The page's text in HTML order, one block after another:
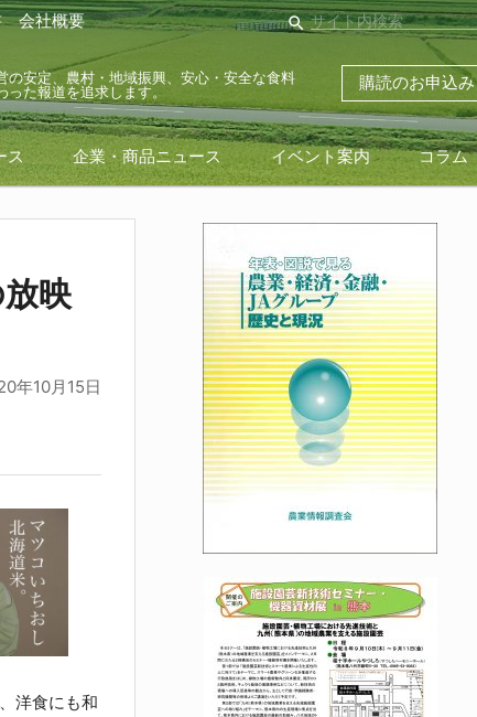
会社概要 search
の安定、農村・地域振興、安心・安全な食料
た報道を追求します。
購読のお申込み
ス 企業・商品ニュース イベント案内 コラム
映
年10月15日
洋食にも和